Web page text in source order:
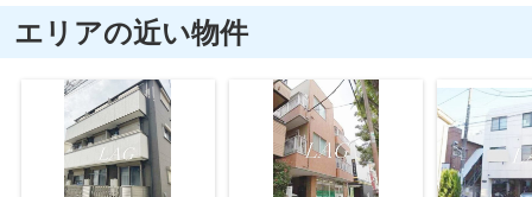
エリアの近い物件